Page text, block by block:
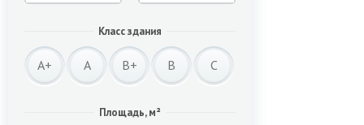
Класс здания
A+ A B+ B C
Площадь, м²